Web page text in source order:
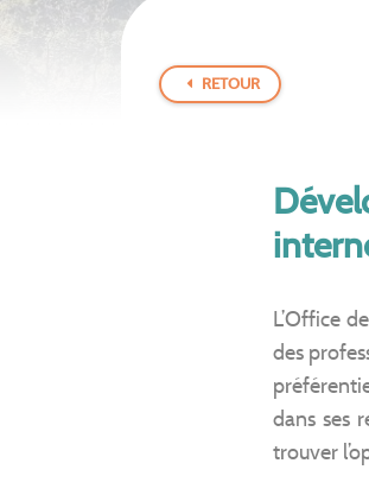
RETOUR
L’Office
des
dans ses
trouver